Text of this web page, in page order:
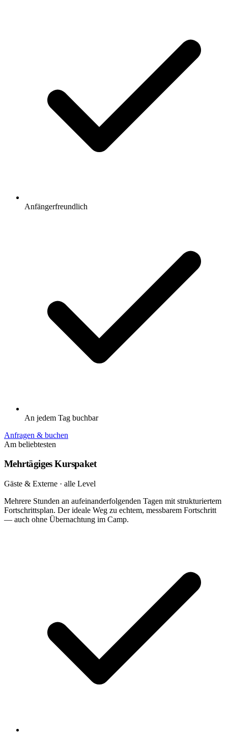
Anfängerfreundlich
An jedem Tag buchbar
Anfragen & buchen
Am beliebtesten
Mehrtägiges Kurspaket
Gäste & Externe · alle Level
Mehrere Stunden an aufeinanderfolgenden Tagen mit strukturiertem
Fortschrittsplan. Der ideale Weg zu echtem, messbarem Fortschritt
— auch ohne Übernachtung im Camp.